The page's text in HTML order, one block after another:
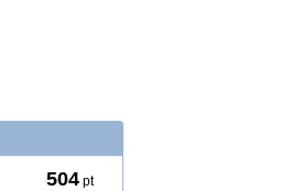
504 pt